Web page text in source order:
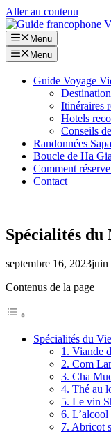
Aller au contenu
Menu
Menu
Guide Voyage
Itinéraires
Hotels
Conseils
Randonnées Sapa
Boucle de Ha
Comment
Contact
Spécialités
septembre 16, 2023juin
Contenus de la page
Spécialités du
1. Viande
2. Com
3. Cha
4. Thé au
5. Le vin
6.
7. Abricot